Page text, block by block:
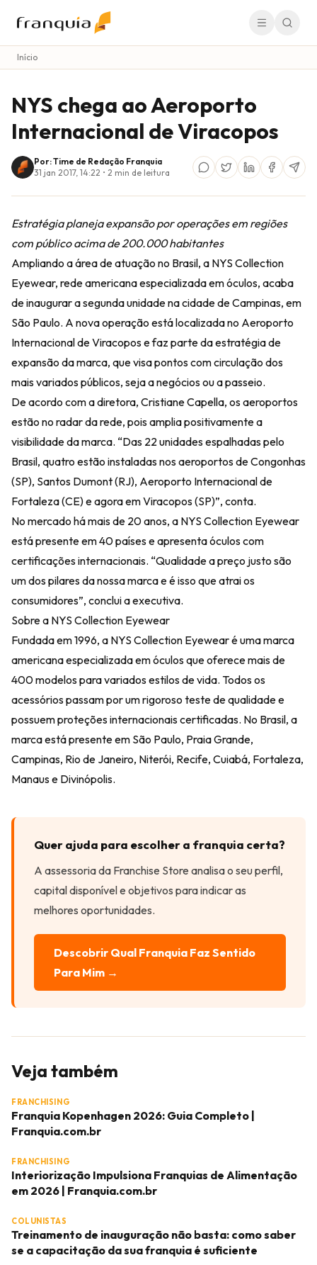
Início
NYS chega ao Aeroporto
Internacional de Viracopos
Por: Time de Redação Franquia
31 jan 2017, 14:22 • 2 min de leitura
Estratégia planeja expansão por operações em regiões
com público acima de 200.000 habitantes
Ampliando a área de atuação no Brasil, a NYS Collection
Eyewear, rede americana especializada em óculos, acaba
de inaugurar a segunda unidade na cidade de Campinas, em
São Paulo. A nova operação está localizada no Aeroporto
Internacional de Viracopos e faz parte da estratégia de
expansão da marca, que visa pontos com circulação dos
mais variados públicos, seja a negócios ou a passeio.
De acordo com a diretora, Cristiane Capella, os aeroportos
estão no radar da rede, pois amplia positivamente a
visibilidade da marca. “Das 22 unidades espalhadas pelo
Brasil, quatro estão instaladas nos aeroportos de Congonhas
(SP), Santos Dumont (RJ), Aeroporto Internacional de
Fortaleza (CE) e agora em Viracopos (SP)”, conta.
No mercado há mais de 20 anos, a NYS Collection Eyewear
está presente em 40 países e apresenta óculos com
certificações internacionais. “Qualidade a preço justo são
um dos pilares da nossa marca e é isso que atrai os
consumidores”, conclui a executiva.
Sobre a NYS Collection Eyewear
Fundada em 1996, a NYS Collection Eyewearé uma marca
americana especializada em óculos que oferece mais de
400 modelos para variados estilos de vida. Todos os
acessórios passam por um rigoroso teste de qualidade e
possuem proteções internacionais certificadas. No Brasil, a
marca está presente em São Paulo, Praia Grande,
Campinas, Rio de Janeiro, Niterói, Recife, Cuiabá, Fortaleza,
Manaus e Divinópolis.
Quer ajuda para escolher a franquia certa?
A assessoria da Franchise Store analisa o seu perfil,
capital disponível e objetivos para indicar as
melhores oportunidades.
Descobrir Qual Franquia Faz Sentido
Para Mim →
Veja também
FRANCHISING
Franquia Kopenhagen 2026: Guia Completo |
Franquia.com.br
FRANCHISING
Interiorização Impulsiona Franquias de Alimentação
em 2026 | Franquia.com.br
COLUNISTAS
Treinamento de inauguração não basta: como saber
se a capacitação da sua franquia é suficiente